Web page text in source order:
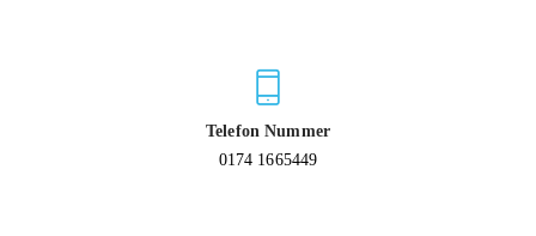
Telefon Nummer
0174 1665449